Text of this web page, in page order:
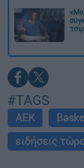
#TAGS
ΑΕΚ
ειδήσεις